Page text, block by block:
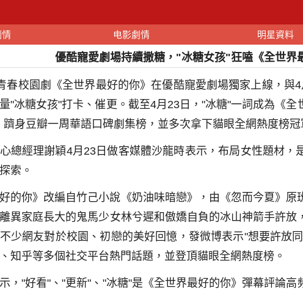
情 电影劇情 明星資料
優酷寵愛劇場持續撒糖，"冰糖女孩"狂嗑《全世界
春校園劇《全世界最好的你》在優酷寵愛劇場獨家上線，與
"冰糖女孩"打卡、催更。截至4月23日，"冰糖"一詞成為《
身豆瓣一周華語口碑劇集榜，並多次拿下貓眼全網熱度榜冠
總經理謝穎4月23日做客媒體沙龍時表示，布局女性題材，
索。
好的你》改編自竹己小說《奶油味暗戀》，由《忽而今夏》
異家庭長大的鬼馬少女林兮遲和傲嬌自負的冰山神箭手許
少網友對於校園、初戀的美好回憶，發微博表示"想要許放
知乎等多個社交平台熱門話題，並登頂貓眼全網熱度榜。
，"好看"、"更新"、"冰糖"是《全世界最好的你》彈幕評論